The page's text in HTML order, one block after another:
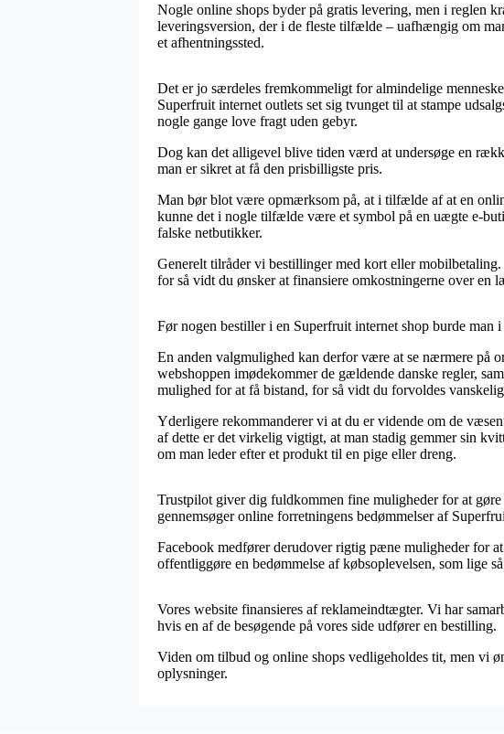
Nogle online shops byder på gratis levering, men i reglen
leveringsversion, der i de fleste tilfælde – uafhængig om
et afhentningssted.
Det er jo særdeles fremkommeligt for almindelige
Superfruit internet outlets set sig tvunget til at stampe
nogle gange love fragt uden gebyr.
Dog kan det alligevel blive tiden værd at undersøge en
man er sikret at få den prisbilligste pris.
Man bør blot være opmærksom på, at i tilfælde af at en
kunne det i nogle tilfælde være et symbol på en uægte e-
falske netbutikker.
Generelt tilråder vi bestillinger med kort eller
for så vidt du ønsker at finansiere omkostningerne over en
Før nogen bestiller i en Superfruit internet shop burde
En anden valgmulighed kan derfor være at se nærmere på
webshoppen imødekommer de gældende danske regler,
mulighed for at få bistand, for så vidt du forvoldes
Yderligere rekommanderer vi at du er vidende om de
af dette er det virkelig vigtigt, at man stadig gemmer sin
om man leder efter et produkt til en pige eller dreng.
Trustpilot giver dig fuldkommen fine muligheder for at
gennemsøger online forretningens bedømmelser af
Facebook medfører derudover rigtig pæne muligheder for
offentliggøre en bedømmelse af købsoplevelsen, som lige
Vores website finansieres af reklameindtægter. Vi har
hvis en af de besøgende på vores side udfører en bestilling.
Viden om tilbud og online shops vedligeholdes tit, men vi
oplysninger.